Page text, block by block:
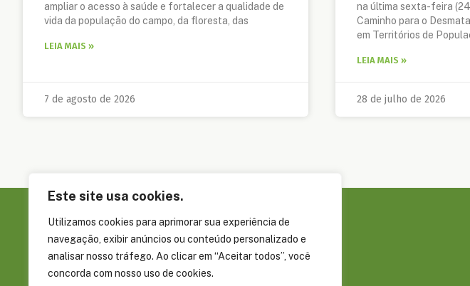
Este site usa cookies.
Utilizamos cookies para aprimorar sua experiência de
navegação, exibir anúncios ou conteúdo personalizado e
analisar nosso tráfego. Ao clicar em “Aceitar todos”, você
concorda com nosso uso de cookies.
ampliar o acesso à saúde e fortalecer a qualidade de
vida da população do campo, da floresta, das
LEIA MAIS »
7 de agosto de 2026
na última sexta-feira
Caminho para o
em Territórios de
LEIA MAIS »
28 de julho de 2026
Rua Álvaro Braga, 351, Parque Dez de
Sobre a FAS
Governança